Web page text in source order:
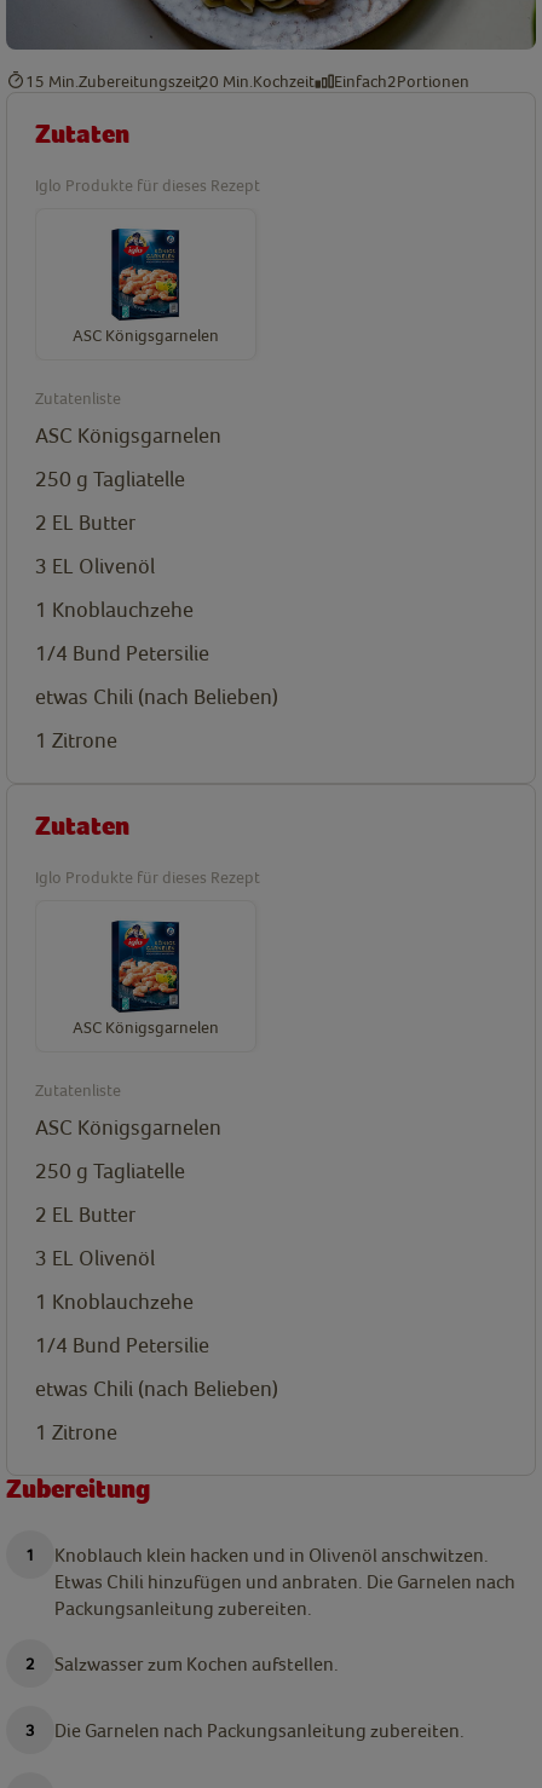
15 Min. Zubereitungszeit20 Min. Kochzeit Einfach2Portionen
Zutaten
Iglo Produkte für dieses Rezept
ASC Königsgarnelen
Zutatenliste
ASC Königsgarnelen
250 g Tagliatelle
2 EL Butter
3 EL Olivenöl
1 Knoblauchzehe
1/4 Bund Petersilie
etwas Chili (nach Belieben)
1 Zitrone
Zutaten
Iglo Produkte für dieses Rezept
ASC Königsgarnelen
Zutatenliste
ASC Königsgarnelen
250 g Tagliatelle
2 EL Butter
3 EL Olivenöl
1 Knoblauchzehe
1/4 Bund Petersilie
etwas Chili (nach Belieben)
1 Zitrone
Zubereitung
Knoblauch klein hacken und in Olivenöl anschwitzen.
Etwas Chili hinzufügen und anbraten. Die Garnelen nach
Packungsanleitung zubereiten.
Salzwasser zum Kochen aufstellen.
Die Garnelen nach Packungsanleitung zubereiten.